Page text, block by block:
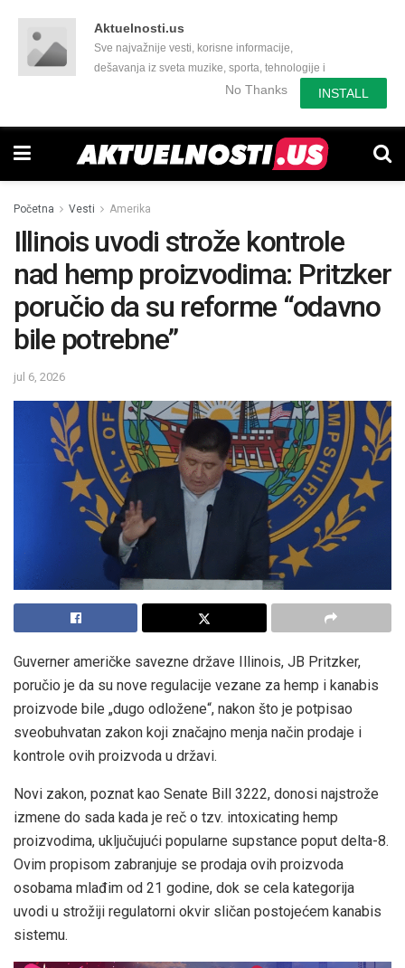
Aktuelnosti.us
Sve najvažnije vesti, korisne informacije,
dešavanja iz sveta muzike, sporta, tehnologije i
još mnogo toga zanimljivog.No Thanks INSTALL
Početna Vesti Amerika
Illinois uvodi strože kontrole
nad hemp proizvodima: Pritzker
poručio da su reforme “odavno
bile potrebne”
jul 6, 2026
Guverner američke savezne države Illinois, JB Pritzker,
poručio je da su nove regulacije vezane za hemp i kanabis
proizvode bile „dugo odložene“, nakon što je potpisao
sveobuhvatan zakon koji značajno menja način prodaje i
kontrole ovih proizvoda u državi.
Novi zakon, poznat kao Senate Bill 3222, donosi najstrože
izmene do sada kada je reč o tzv. intoxicating hemp
proizvodima, uključujući popularne supstance poput delta-8.
Ovim propisom zabranjuje se prodaja ovih proizvoda
osobama mlađim od 21 godine, dok se cela kategorija
uvodi u strožiji regulatorni okvir sličan postojećem kanabis
sistemu.